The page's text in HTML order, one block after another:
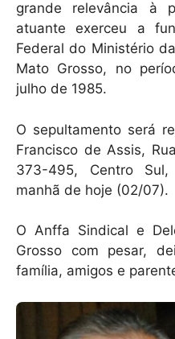
grande relevância à
atuante exerceu a
Federal do Ministério
Mato Grosso, no
julho de 1985.
O sepultamento será
Francisco de Assis,
373-495, Centro
manhã de hoje (02/07).
O Anffa Sindical e
Grosso com pesar,
família, amigos e